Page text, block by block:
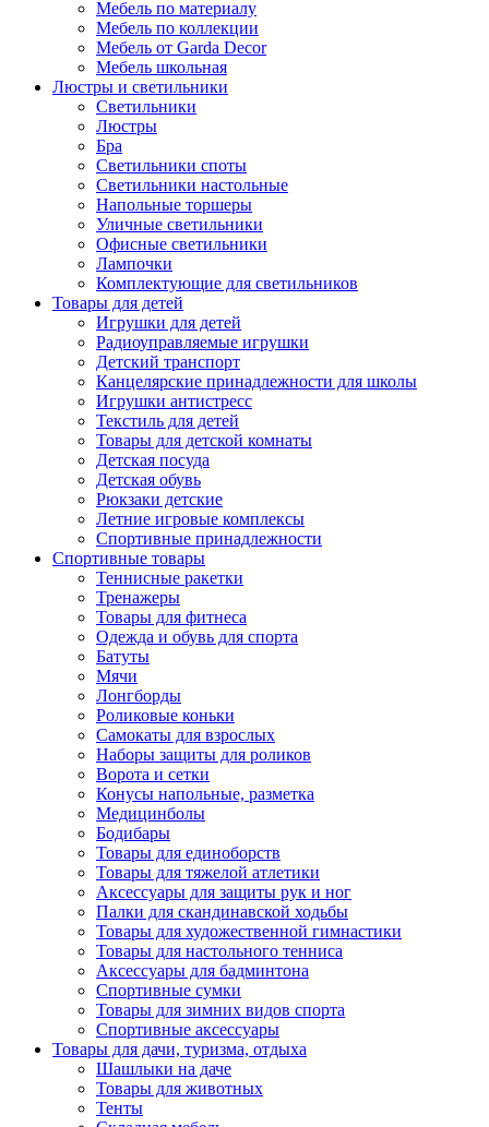
Мебель по материалу
Мебель по коллекции
Мебель от Garda Decor
Мебель школьная
Люстры и светильники
Светильники
Люстры
Бра
Светильники споты
Светильники настольные
Напольные торшеры
Уличные светильники
Офисные светильники
Лампочки
Комплектующие для светильников
Товары для детей
Игрушки для детей
Радиоуправляемые игрушки
Детский транспорт
Канцелярские принадлежности для школы
Игрушки антистресс
Текстиль для детей
Товары для детской комнаты
Детская посуда
Детская обувь
Рюкзаки детские
Летние игровые комплексы
Спортивные принадлежности
Спортивные товары
Теннисные ракетки
Тренажеры
Товары для фитнеса
Одежда и обувь для спорта
Батуты
Мячи
Лонгборды
Роликовые коньки
Самокаты для взрослых
Наборы защиты для роликов
Ворота и сетки
Конусы напольные, разметка
Медицинболы
Бодибары
Товары для единоборств
Товары для тяжелой атлетики
Аксессуары для защиты рук и ног
Палки для скандинавской ходьбы
Товары для художественной гимнастики
Товары для настольного тенниса
Аксессуары для бадминтона
Спортивные сумки
Товары для зимних видов спорта
Спортивные аксессуары
Товары для дачи, туризма, отдыха
Шашлыки на даче
Товары для животных
Тенты